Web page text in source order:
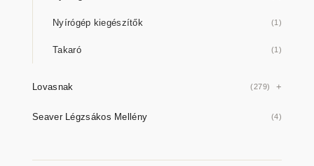
Nyírógép kiegészítők (1)
Takaró (1)
Lovasnak (279)
Seaver Légzsákos Mellény (4)